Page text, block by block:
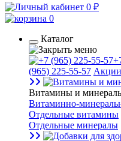
0 ₽
0
Каталог
(965) 225-55-57 Акции
Витамины и
Витаминно-
Отдельные витамины
Отдельные минералы